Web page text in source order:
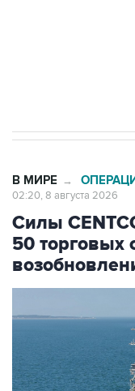
Силы
50 торговых